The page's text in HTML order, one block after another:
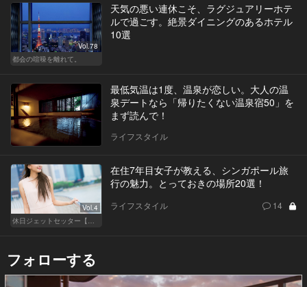
Vol.78
都会の喧噪を離れて。
天気の悪い連休こそ、ラグジュアリーホテ
ルで過ごす。絶景ダイニングのあるホテル
10選
最低気温は1度、温泉が恋しい。大人の温
泉デートなら「帰りたくない温泉宿50」を
まず読んで！
ライフスタイル
Vol.4
在住7年目女子が教える、シンガポール旅
行の魅力。とっておきの場所20選！
ライフスタイル 14
フォローする